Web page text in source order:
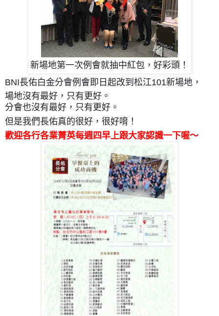
新場地第一次例會就抽中紅包，好彩頭！
BNI長佑白金分會例會即日起改到松江101新場地，
場地沒有最好，只有更好。
分會也沒有最好，只有更好。
但是我們長佑真的很好，很好唷！
歡迎各行各業菁英每週四早上跟大家認識一下喔～